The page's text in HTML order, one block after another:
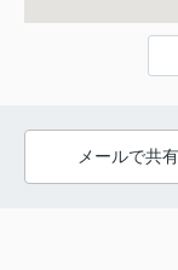
メールで共